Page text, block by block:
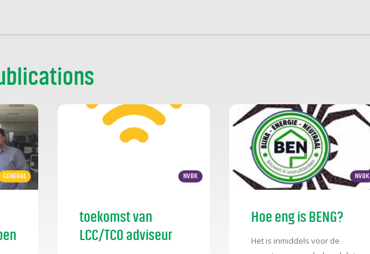
GENERAL NVBK
toekomst van
LCC/TCO adviseur
NVBK
Hoe eng is BENG?
Het is inmiddels voor de